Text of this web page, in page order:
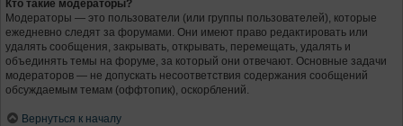
Кто такие модераторы?
Модераторы — это пользователи (или группы пользователей), которые
ежедневно следят за форумами. Они имеют право редактировать или
удалять сообщения, закрывать, открывать, перемещать, удалять и
объединять темы на форуме, за который они отвечают. Основные задачи
модераторов — не допускать несоответствия содержания сообщений
обсуждаемым темам (оффтопик), оскорблений.
Вернуться к началу